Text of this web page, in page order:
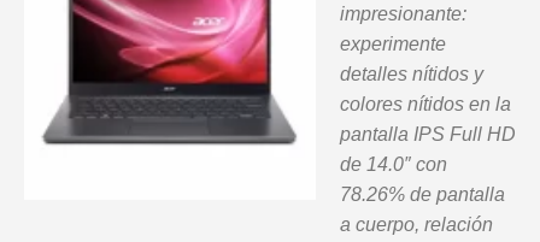
impresionante:
experimente
detalles nítidos y
colores nítidos en la
pantalla IPS Full HD
de 14.0″ con
78.26% de pantalla
a cuerpo, relación